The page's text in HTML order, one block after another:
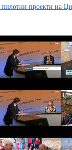
пилотни проекти на